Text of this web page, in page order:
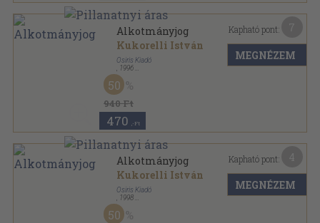
Alkotmányjog
Kukorelli István
Osiris Kiadó
1996
Fűzött kemény papírkötés
940 Ft
50
470 ,-Ft
Kapható pont:
MEGNÉZEM
Alkotmányjog
Kukorelli István
Osiris Kiadó
1998
Fűzött kemény papírkötés
50
Kapható pont:
MEGNÉZEM